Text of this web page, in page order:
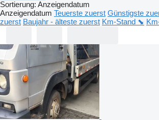
Sortierung: Anzeigendatum
Anzeigendatum Teuerste zuerst Günstigste
zuerst Baujahr - älteste zuerst Km-Stand ⬊